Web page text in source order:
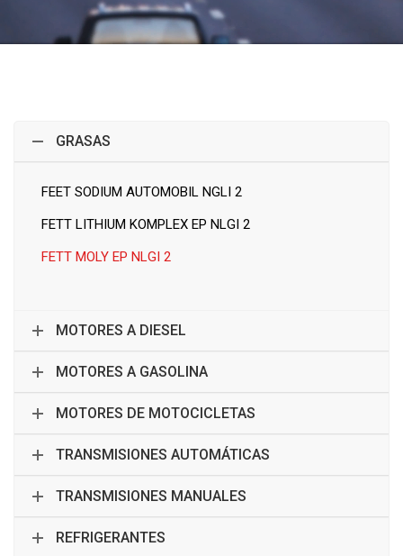
GRASAS
FEET SODIUM AUTOMOBIL NGLI 2
FETT LITHIUM KOMPLEX EP NLGI 2
FETT MOLY EP NLGI 2
MOTORES A DIESEL
MOTORES A GASOLINA
MOTORES DE MOTOCICLETAS
TRANSMISIONES AUTOMÁTICAS
TRANSMISIONES MANUALES
REFRIGERANTES